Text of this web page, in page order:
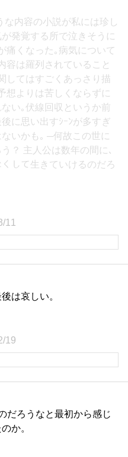
な内容の小説が私には珍し
発覚する所で泣きそうに
痛くなった｡病気について
容は羅列されていること
してはすごくあっさり描
想よりは苦しくならずに
い｡伏線回収というか前
に思い出すｼｰﾝが多すぎ
いかも｡ ─何故この世に
？ 主人公は数年の間に､
して生きていけるのだろ
11
は哀しい。
19
だろうなと最初から感じ
か。